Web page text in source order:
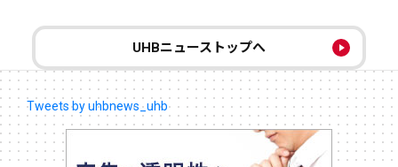
UHBニューストップへ
Tweets by uhbnews_uhb